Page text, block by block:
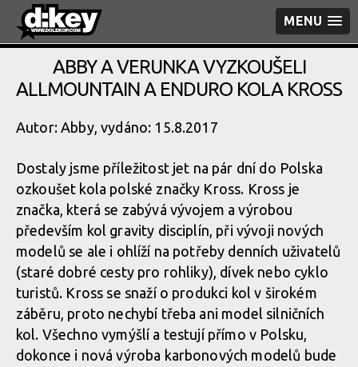
MENU
ABBY A VERUNKA VYZKOUŠELI
ALLMOUNTAIN A ENDURO KOLA KROSS
Autor: Abby, vydáno: 15.8.2017
Dostaly jsme příležitost jet na pár dní do Polska
ozkoušet kola polské značky Kross. Kross je
značka, která se zabývá vývojem a výrobou
především kol gravity disciplín, při vývoji nových
modelů se ale i ohlíží na potřeby denních uživatelů
(staré dobré cesty pro rohliky), dívek nebo cyklo
turistů. Kross se snaží o produkci kol v širokém
záběru, proto nechybí třeba ani model silničních
kol. Všechno vymýšlí a testují přímo v Polsku,
dokonce i nová výroba karbonových modelů bude